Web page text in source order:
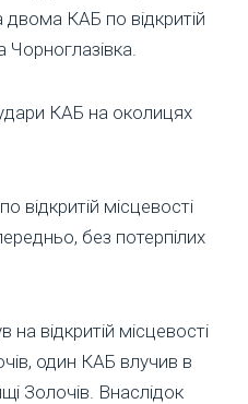
двома КАБ по відкритій
Чорноглазівка.
КАБ на околицях
відкритій місцевості
без потерпілих
відкритій місцевості
один КАБ влучив в
Золочів. Внаслідок